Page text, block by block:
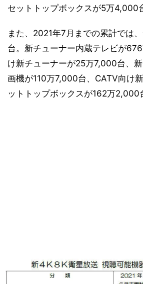
セットトップボックスが5万4,000
また、2021年7月までの累計では
台。新チューナー内蔵テレビが
け新チューナーが25万7,000台、
画機が110万7,000台、CATV向け
ットトップボックスが162万2,000